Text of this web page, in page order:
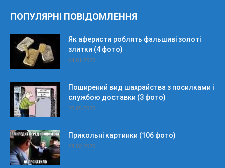
ПОПУЛЯРНІ ПОВІДОМЛЕННЯ
Як аферисти роблять фальшиві золоті
злитки (4 фото)
04.01.2020
Поширений вид шахрайства з посилками і
службою доставки (3 фото)
20.05.2020
Прикольні картинки (106 фото)
28.02.2020